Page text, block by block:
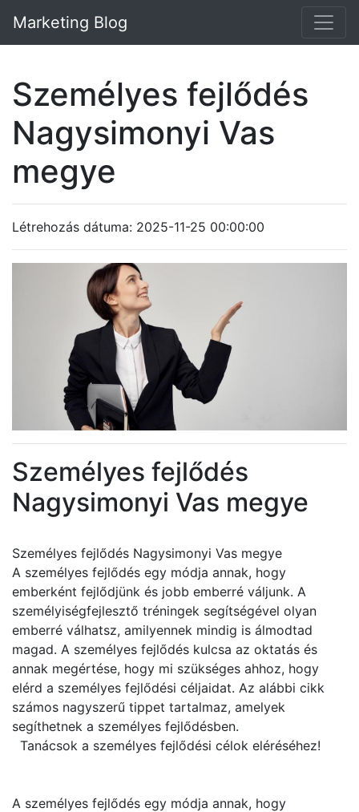
Marketing Blog
Személyes fejlődés
Nagysimonyi Vas
megye
Létrehozás dátuma: 2025-11-25 00:00:00
Személyes fejlődés
Nagysimonyi Vas megye
Személyes fejlődés Nagysimonyi Vas megye
A személyes fejlődés egy módja annak, hogy
emberként fejlődjünk és jobb emberré váljunk. A
személyiségfejlesztő tréningek segítségével olyan
emberré válhatsz, amilyennek mindig is álmodtad
magad. A személyes fejlődés kulcsa az oktatás és
annak megértése, hogy mi szükséges ahhoz, hogy
elérd a személyes fejlődési céljaidat. Az alábbi cikk
számos nagyszerű tippet tartalmaz, amelyek
segíthetnek a személyes fejlődésben.
Tanácsok a személyes fejlődési célok eléréséhez!
A személyes fejlődés egy módja annak, hogy